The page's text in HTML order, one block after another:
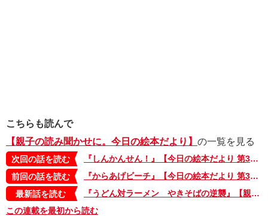
こちらも読んで
【親子の読み聞かせに。今日の絵本だより】 の一覧を見る
次回の話を読む
『しんかんせん！』【今日の絵本だより 第309回】
前回の話を読む
『からあげビーチ』【今日の絵本だより 第307回】
最新話を読む
『うどん対ラーメン やきそばの逆襲』【親子の読み聞かせに。今日の絵本だより 第375回】
この連載を最初から読む